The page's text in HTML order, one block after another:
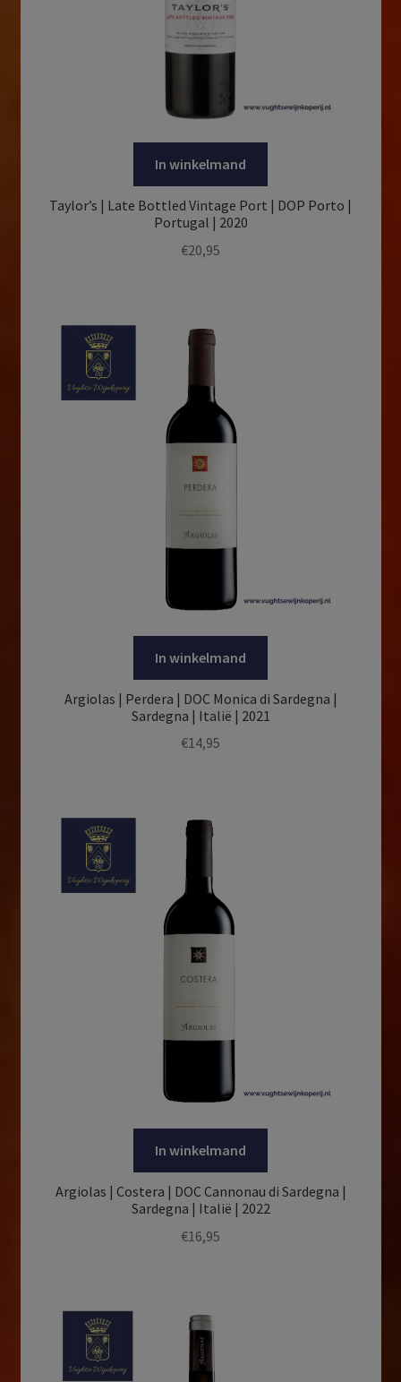
In winkelmand
Taylor’s | Late Bottled Vintage Port | DOP Porto |
Portugal | 2020
€20,95
In winkelmand
Argiolas | Perdera | DOC Monica di Sardegna |
Sardegna | Italië | 2021
€14,95
In winkelmand
Argiolas | Costera | DOC Cannonau di Sardegna |
Sardegna | Italië | 2022
€16,95